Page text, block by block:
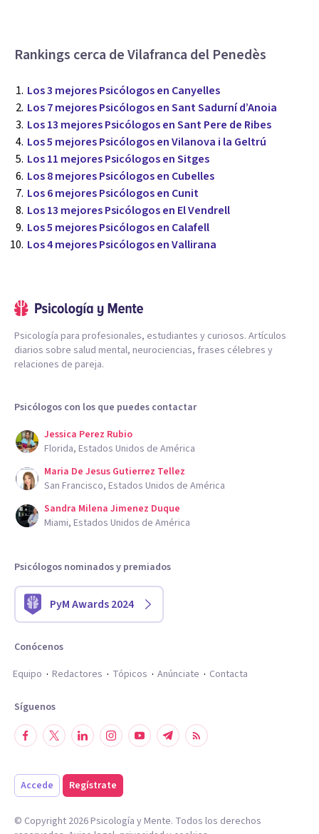
Rankings cerca de Vilafranca del Penedès
Los 3 mejores Psicólogos en Canyelles
Los 7 mejores Psicólogos en Sant Sadurní d’Anoia
Los 13 mejores Psicólogos en Sant Pere de Ribes
Los 5 mejores Psicólogos en Vilanova i la Geltrú
Los 11 mejores Psicólogos en Sitges
Los 8 mejores Psicólogos en Cubelles
Los 6 mejores Psicólogos en Cunit
Los 13 mejores Psicólogos en El Vendrell
Los 5 mejores Psicólogos en Calafell
Los 4 mejores Psicólogos en Vallirana
Psicología para profesionales, estudiantes y curiosos. Artículos
diarios sobre salud mental, neurociencias, frases célebres y
relaciones de pareja.
Psicólogos con los que puedes contactar
Jessica Perez Rubio
Florida, Estados Unidos de América
Maria De Jesus Gutierrez Tellez
San Francisco, Estados Unidos de América
Sandra Milena Jimenez Duque
Miami, Estados Unidos de América
Psicólogos nominados y premiados
PyM Awards 2024
Conócenos
Equipo
Redactores Tópicos Anúnciate Contacta
Síguenos
Accede Regístrate
© Copyright 2026Psicología y Mente. Todos los derechos